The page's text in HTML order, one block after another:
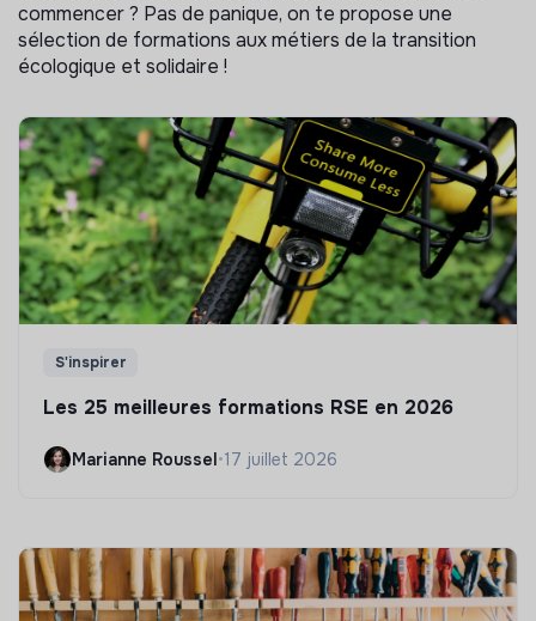
commencer ? Pas de panique, on te propose une
sélection de formations aux métiers de la transition
écologique et solidaire !
S'inspirer
Les 25 meilleures formations RSE en 2026
Marianne Roussel•17 juillet 2026